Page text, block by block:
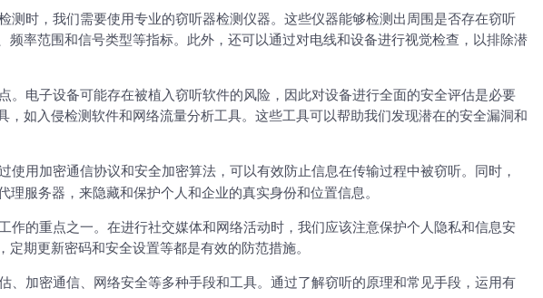
测时，我们需要使用专业的窃听器检测仪器。这些仪器能够检测出周围是否存在窃听
率范围和信号类型等指标。此外，还可以通过对电线和设备进行视觉检查，以排除潜
。电子设备可能存在被植入窃听软件的风险，因此对设备进行全面的安全评估是必要
如入侵检测软件和网络流量分析工具。这些工具可以帮助我们发现潜在的安全漏洞和
使用加密通信协议和安全加密算法，可以有效防止信息在传输过程中被窃听。同时，
理服务器，来隐藏和保护个人和企业的真实身份和位置信息。
工作的重点之一。在进行社交媒体和网络活动时，我们应该注意保护个人隐私和信息安
期更新密码和安全设置等都是有效的防范措施。
、加密通信、网络安全等多种手段和工具。通过了解窃听的原理和常见手段，运用有